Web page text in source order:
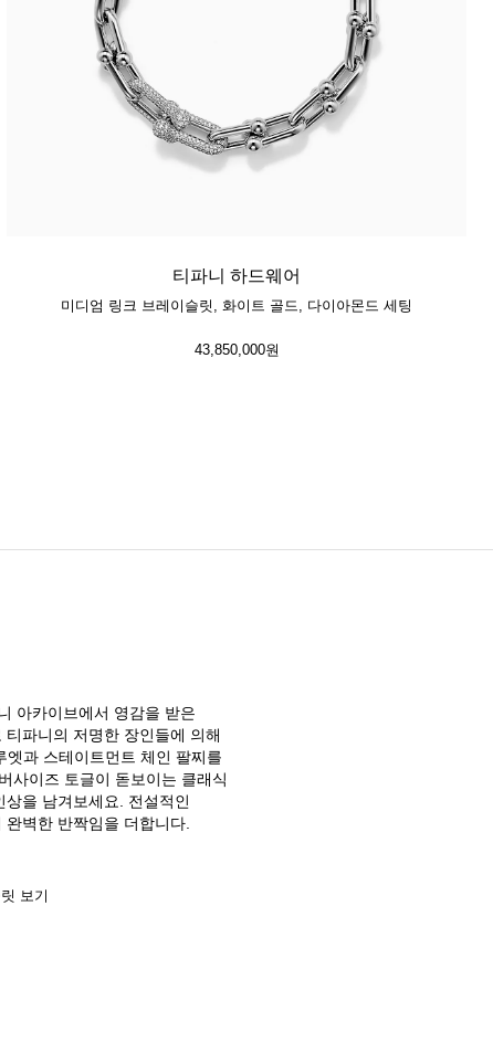
티파니 하드웨어
미디엄 링크 브레이슬릿, 화이트 골드, 다이아몬드 세팅
43,850,000원
아카이브에서 영감을 받은
파니의 저명한 장인들에 의해
과 스테이트먼트 체인 팔찌를
사이즈 토글이 돋보이는 클래식
을 남겨보세요. 전설적인
벽한 반짝임을 더합니다.
보기